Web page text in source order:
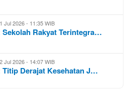
Jul 2026 - 11:35 WIB
Rakyat Terintegra…
Jul 2026 - 14:07 WIB
Titip Derajat Kesehatan J…